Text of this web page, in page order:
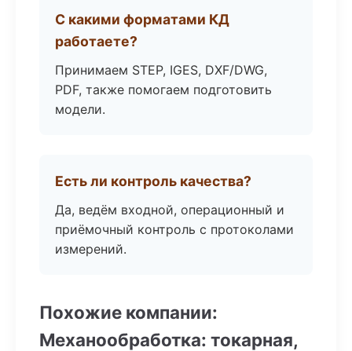
С какими форматами КД
работаете?
Принимаем STEP, IGES, DXF/DWG,
PDF, также помогаем подготовить
модели.
Есть ли контроль качества?
Да, ведём входной, операционный и
приёмочный контроль с протоколами
измерений.
Похожие компании:
Механообработка: токарная,